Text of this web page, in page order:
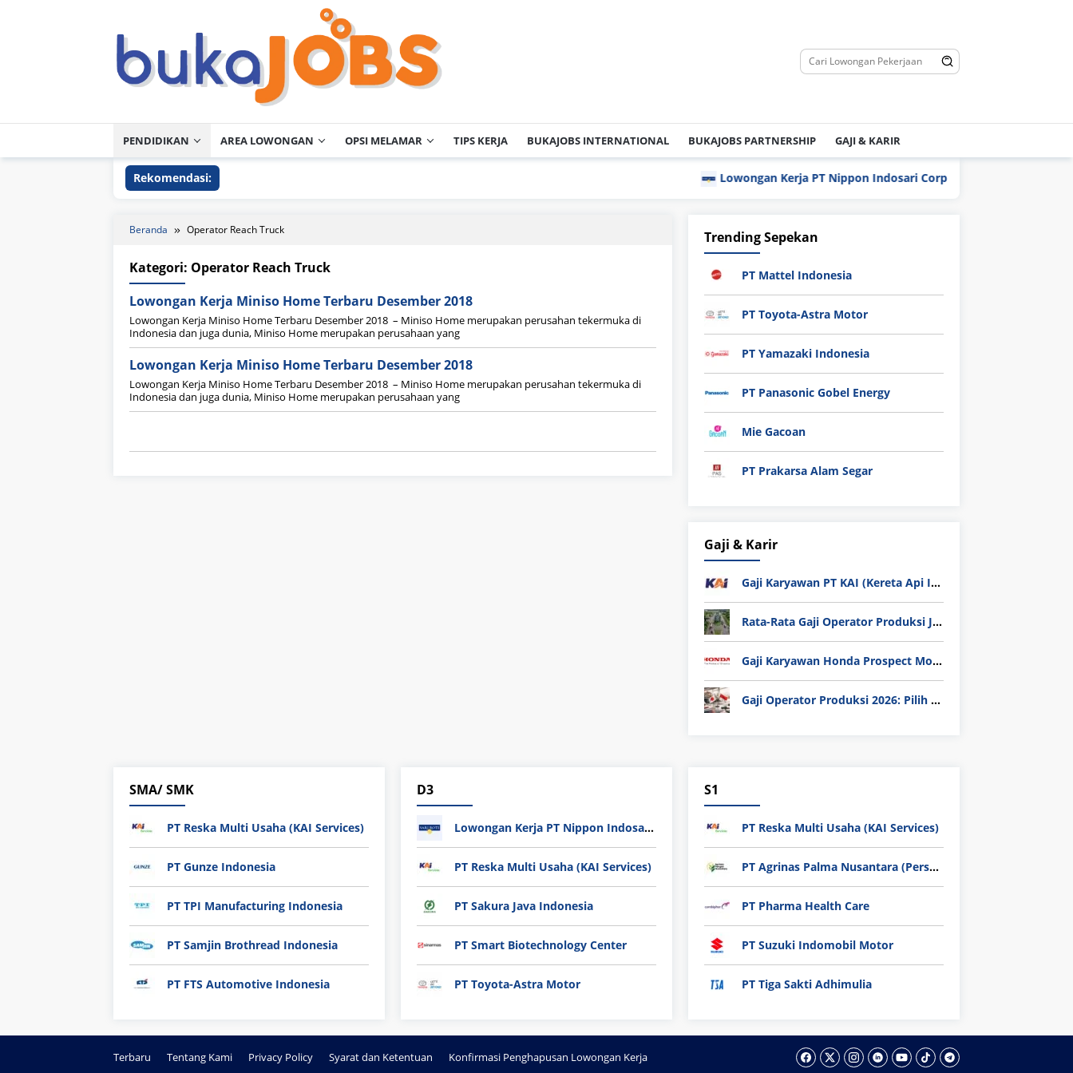
PENDIDIKAN AREA LOWONGAN OPSI MELAMAR TIPS KERJA BUKAJOBS INTERNATIONAL BUKAJOBS PARTNERSHIP GAJI & KARIR
Rekomendasi: Lowongan Kerja PT Nippon Indosari Corpindo Tbk. Bulan Agustus
Beranda Operator Reach Truck
Kategori: Operator Reach Truck
Lowongan Kerja Miniso Home Terbaru Desember 2018
Lowongan Kerja Miniso Home Terbaru Desember 2018 – Miniso Home merupakan perusahan tekermuka di
Indonesia dan juga dunia, Miniso Home merupakan perusahaan yang
Lowongan Kerja Miniso Home Terbaru Desember 2018
Lowongan Kerja Miniso Home Terbaru Desember 2018 – Miniso Home merupakan perusahan tekermuka di
Indonesia dan juga dunia, Miniso Home merupakan perusahaan yang
Trending Sepekan
PT Mattel Indonesia
PT Toyota-Astra Motor
PT Yamazaki Indonesia
PT Panasonic Gobel Energy
Mie Gacoan
PT Prakarsa Alam Segar
Gaji & Karir
Gaji Karyawan PT KAI (Kereta Api Indonesia) Update 2025
Rata-Rata Gaji Operator Produksi Jabodetabek 2025: Bedah Tuntas UMK, Lemburan, dan Realita Hidup Buruh
Gaji Karyawan Honda Prospect Motor Semua Divisi
Gaji Operator Produksi 2026: Pilih PT Astra Honda Motor (AHM) atau Manufaktur di Jepang?
SMA/ SMK
PT Reska Multi Usaha (KAI Services)
PT Gunze Indonesia
PT TPI Manufacturing Indonesia
PT Samjin Brothread Indonesia
PT FTS Automotive Indonesia
D3
Lowongan Kerja PT Nippon Indosari Corpindo Tbk. Bulan Agustus 2026
PT Reska Multi Usaha (KAI Services)
PT Sakura Java Indonesia
PT Smart Biotechnology Center
PT Toyota-Astra Motor
S1
PT Reska Multi Usaha (KAI Services)
PT Agrinas Palma Nusantara (Persero)
PT Pharma Health Care
PT Suzuki Indomobil Motor
PT Tiga Sakti Adhimulia
Terbaru Tentang Kami Privacy Policy Syarat dan Ketentuan Konfirmasi Penghapusan Lowongan Kerja